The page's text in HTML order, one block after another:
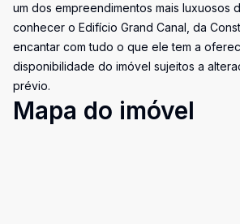
um dos empreendimentos mais luxuosos
conhecer o Edifício Grand Canal, da
encantar com tudo o que ele tem a
disponibilidade do imóvel sujeitos a
prévio.
Mapa do imóvel